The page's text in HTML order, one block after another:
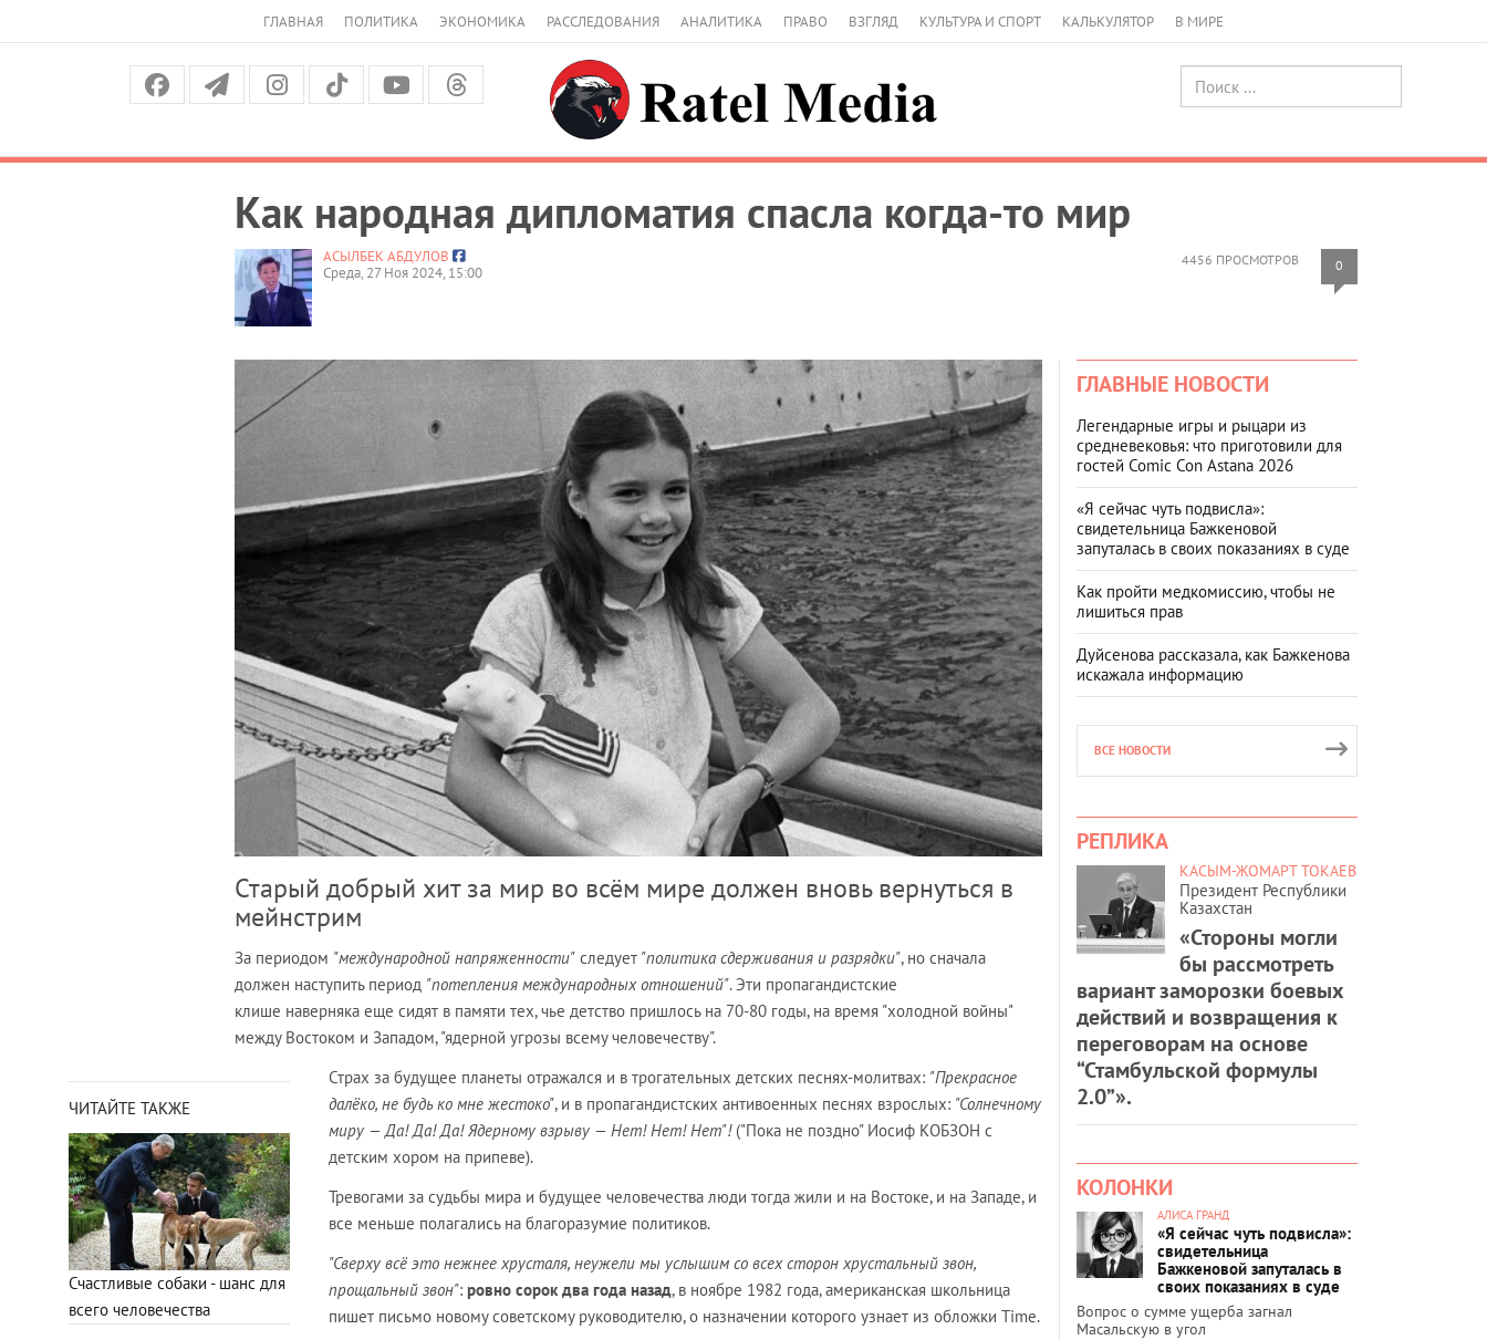
ГЛАВНАЯ ПОЛИТИКА ЭКОНОМИКА РАССЛЕДОВАНИЯ АНАЛИТИКА ПРАВО ВЗГЛЯД КУЛЬТУРА И СПОРТ КАЛЬКУЛЯТОР В МИРЕ
Как народная дипломатия спасла когда-то мир
4456 ПРОСМОТРОВ 0
АСЫЛБЕК АБДУЛОВ
Среда, 27 Ноя 2024, 15:00
Старый добрый хит за мир во всём мире должен вновь вернуться в
мейнстрим
За периодом "международной напряженности" следует "политика сдерживания и разрядки", но сначала
должен наступить период "потепления международных отношений". Эти пропагандистские
клише наверняка еще сидят в памяти тех, чье детство пришлось на 70-80 годы, на время "холодной войны"
между Востоком и Западом, "ядерной угрозы всему человечеству".
ЧИТАЙТЕ ТАКЖЕ
Счастливые собаки - шанс для
всего человечества
Страх за будущее планеты отражался и в трогательных детских песнях-молитвах: "Прекрасное
далёко, не будь ко мне жестоко", и в пропагандистских антивоенных песнях взрослых: "Солнечному
миру — Да! Да! Да! Ядерному взрыву — Нет! Нет! Нет"!("Пока не поздно" Иосиф КОБЗОН с
детским хором на припеве).
Тревогами за судьбы мира и будущее человечества люди тогда жили и на Востоке, и на Западе, и
все меньше полагались на благоразумие политиков.
"Сверху всё это нежнее хрусталя, неужели мы услышим со всех сторон хрустальный звон,
прощальный звон": ровно сорок два года назад, в ноябре 1982 года, американская школьница
пишет письмо новому советскому руководителю, о назначении которого узнает из обложки Time.
ГЛАВНЫЕ НОВОСТИ
Легендарные игры и рыцари из
средневековья: что приготовили для
гостей Comic Con Astana 2026
«Я сейчас чуть подвисла»:
свидетельница Бажкеновой
запуталась в своих показаниях в суде
Как пройти медкомиссию, чтобы не
лишиться прав
Дуйсенова рассказала, как Бажкенова
искажала информацию
ВСЕ НОВОСТИ
РЕПЛИКА
КАСЫМ-ЖОМАРТ ТОКАЕВ
Президент Республики
Казахстан
«Стороны могли
бы рассмотреть
вариант заморозки боевых
действий и возвращения к
переговорам на основе
“Стамбульской формулы
2.0”».
КОЛОНКИ
АЛИСА ГРАНД
«Я сейчас чуть подвисла»:
свидетельница
Бажкеновой запуталась в
своих показаниях в суде
Вопрос о сумме ущерба загнал
Масальскую в угол